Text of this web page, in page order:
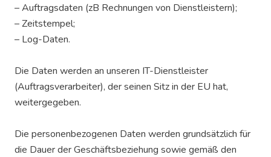
– Auftragsdaten (zB Rechnungen von Dienstleistern);
– Zeitstempel;
– Log-Daten.
Die Daten werden an unseren IT-Dienstleister
(Auftragsverarbeiter), der seinen Sitz in der EU hat,
weitergegeben.
Die personenbezogenen Daten werden grundsätzlich für
die Dauer der Geschäftsbeziehung sowie gemäß den